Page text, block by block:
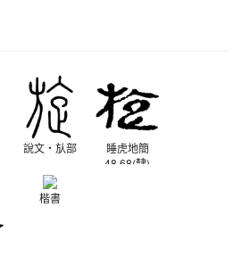
說文‧㫃部
睡虎地簡
48.68(隸)
楷書